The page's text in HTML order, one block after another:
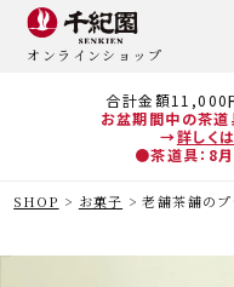
合計金額11,000
お盆期間中の茶道
→詳しく
●茶道具：8月
オンラインショップ
SHOP お菓子 老舗茶舗の